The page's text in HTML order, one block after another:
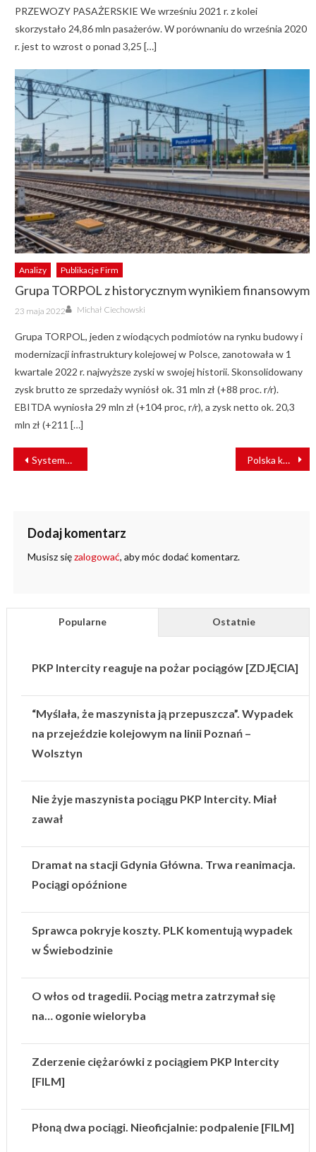
PRZEWOZY PASAŻERSKIE We wrześniu 2021 r. z kolei
skorzystało 24,86 mln pasażerów. W porównaniu do września 2020
r. jest to wzrost o ponad 3,25 […]
Analizy Publikacje Firm
Grupa TORPOL z historycznym wynikiem finansowym
Posted
on
23 maja 2022 Author
Michał Ciechowski
Grupa TORPOL, jeden z wiodących podmiotów na rynku budowy i
modernizacji infrastruktury kolejowej w Polsce, zanotowała w 1
kwartale 2022 r. najwyższe zyski w swojej historii. Skonsolidowany
zysk brutto ze sprzedaży wyniósł ok. 31 mln zł (+88 proc. r/r).
EBITDA wyniosła 29 mln zł (+104 proc, r/r), a zysk netto ok. 20,3
mln zł (+211 […]
NAWIGACJA
WPISU
Systemowe podejście do Kolei Dużych Prędkości Polska kolej w 2016 roku
Dodaj komentarz
Musisz sięzalogować, aby móc dodać komentarz.
Popularne Ostatnie
PKP Intercity reaguje na pożar pociągów [ZDJĘCIA]
“Myślała, że maszynista ją przepuszcza”. Wypadek
na przejeździe kolejowym na linii Poznań –
Wolsztyn
Nie żyje maszynista pociągu PKP Intercity. Miał
zawał
Dramat na stacji Gdynia Główna. Trwa reanimacja.
Pociągi opóźnione
Sprawca pokryje koszty. PLK komentują wypadek
w Świebodzinie
O włos od tragedii. Pociąg metra zatrzymał się
na… ogonie wieloryba
Zderzenie ciężarówki z pociągiem PKP Intercity
[FILM]
Płoną dwa pociągi. Nieoficjalnie: podpalenie [FILM]